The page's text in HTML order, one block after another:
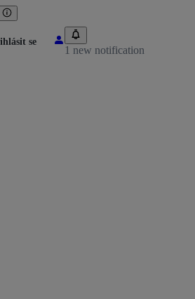
se
1 new notification